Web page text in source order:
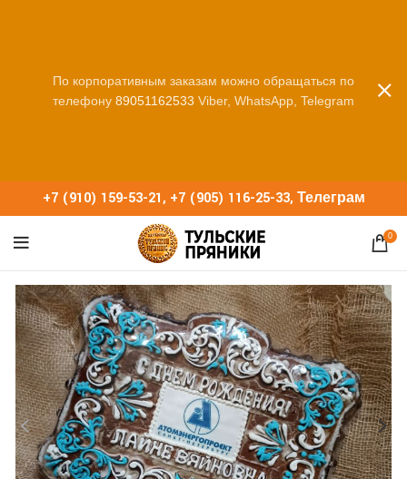
+7 (910) 159-53-21, +7 (905) 116-25-33, Телеграм
0
По корпоративным заказам можно обращаться по
телефону 89051162533 Viber, WhatsApp, Telegram